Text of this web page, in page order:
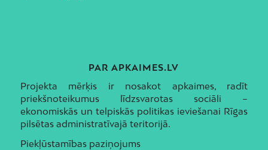
PAR APKAIMES.LV
Projekta mērķis ir nosakot apkaimes, radīt
priekšnoteikumus līdzsvarotas sociāli –
ekonomiskās un telpiskās politikas ieviešanai Rīgas
pilsētas administratīvajā teritorijā.
Piekļūstamības paziņojums